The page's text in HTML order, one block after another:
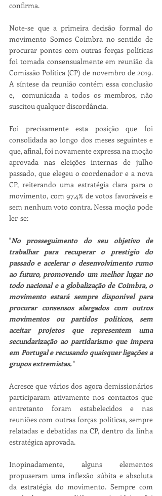
confirma.
Note-se que a primeira decisão formal do
movimento Somos Coimbra no sentido de
procurar pontes com outras forças políticas
foi tomada consensualmente em reunião da
Comissão Política (CP) de novembro de 2019.
A síntese da reunião contém essa conclusão
e,  comunicada a todos os membros, não
suscitou qualquer discordância.
Foi precisamente esta posição que foi
consolidada ao longo dos meses seguintes e
que, afinal, foi novamente expressa na moção
aprovada nas eleições internas de julho
passado, que elegeu o coordenador e a nova
CP, reiterando uma estratégia clara para o
movimento, com 97,4% de votos favoráveis e
sem nenhum voto contra. Nessa moção pode
ler-se:
"No prosseguimento do seu objetivo de
trabalhar para recuperar o prestígio do
passado e acelerar o desenvolvimento rumo
ao futuro, promovendo um melhor lugar no
todo nacional e a globalização de Coimbra, o
movimento estará sempre disponível para
procurar consensos alargados com outros
movimentos ou partidos políticos, sem
aceitar projetos que representem uma
secundarização ao partidarismo que impera
em Portugal e recusando quaisquer ligações a
grupos extremistas. "
Acresce que vários dos agora demissionários
participaram ativamente nos contactos que
entretanto foram estabelecidos e nas
reuniões com outras forças políticas, sempre
relatadas e debatidas na CP, dentro da linha
estratégica aprovada.
Inopinadamente, alguns elementos
propuseram uma inflexão súbita e absoluta
da estratégia do movimento. Sempre com